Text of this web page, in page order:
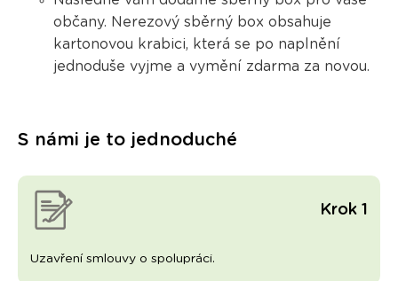
občany. Nerezový sběrný box obsahuje
kartonovou krabici, která se po naplnění
jednoduše vyjme a vymění zdarma za novou.
S námi je to jednoduché
Krok 1
Uzavření smlouvy o spolupráci.